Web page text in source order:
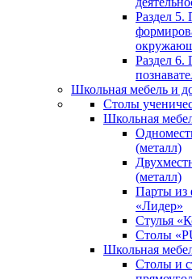
Раздел 5.
Раздел 6.
Школьная мебель и
Столы
Школьная
(металл)
(металл)
Парты из
«Лидер»
Стулья
Столы
Школьная
Столы и